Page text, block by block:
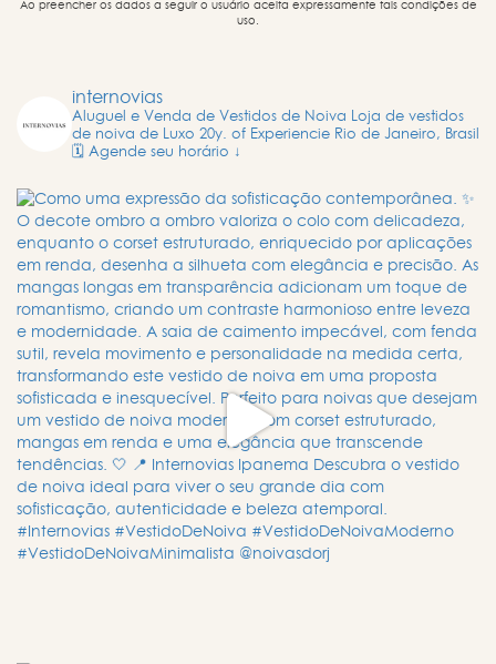
Ao preencher os dados a seguir o usuário aceita expressamente tais condições de
uso.
internovias
Aluguel e Venda de Vestidos de Noiva Loja de vestidos
de noiva de Luxo 20y. of Experiencie Rio de Janeiro, Brasil
🗓️ Agende seu horário ↓